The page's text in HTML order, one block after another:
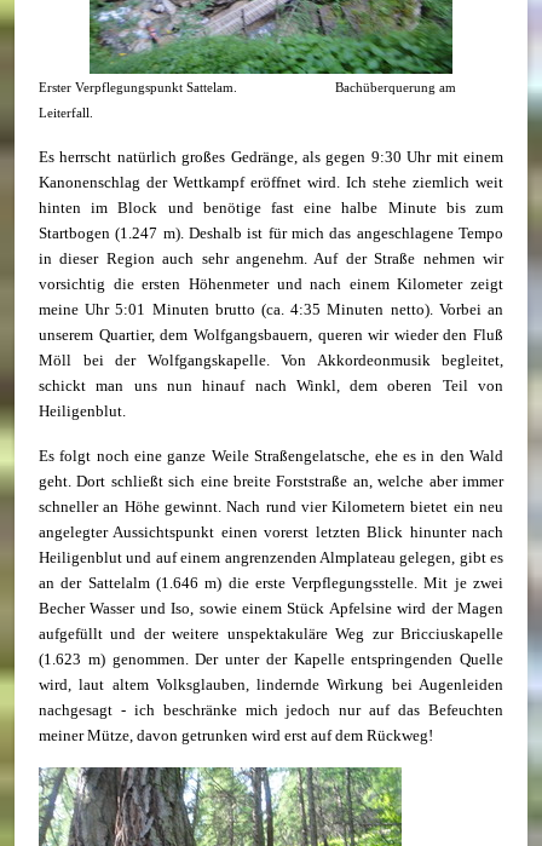
Erster Verpflegungspunkt Sattelam. Bachüberquerung am
Leiterfall.
Es herrscht natürlich großes Gedränge, als gegen 9:30 Uhr mit einem
Kanonenschlag der Wettkampf eröffnet wird. Ich stehe ziemlich weit
hinten im Block und benötige fast eine halbe Minute bis zum
Startbogen (1.247 m). Deshalb ist für mich das angeschlagene Tempo
in dieser Region auch sehr angenehm. Auf der Straße nehmen wir
vorsichtig die ersten Höhenmeter und nach einem Kilometer zeigt
meine Uhr 5:01 Minuten brutto (ca. 4:35 Minuten netto). Vorbei an
unserem Quartier, dem Wolfgangsbauern, queren wir wieder den Fluß
Möll bei der Wolfgangskapelle. Von Akkordeonmusik begleitet,
schickt man uns nun hinauf nach Winkl, dem oberen Teil von
Heiligenblut.
Es folgt noch eine ganze Weile Straßengelatsche, ehe es in den Wald
geht. Dort schließt sich eine breite Forststraße an, welche aber immer
schneller an Höhe gewinnt. Nach rund vier Kilometern bietet ein neu
angelegter Aussichtspunkt einen vorerst letzten Blick hinunter nach
Heiligenblut und auf einem angrenzenden Almplateau gelegen, gibt es
an der Sattelalm (1.646 m) die erste Verpflegungsstelle. Mit je zwei
Becher Wasser und Iso, sowie einem Stück Apfelsine wird der Magen
aufgefüllt und der weitere unspektakuläre Weg zur Bricciuskapelle
(1.623 m) genommen. Der unter der Kapelle entspringenden Quelle
wird, laut altem Volksglauben, lindernde Wirkung bei Augenleiden
nachgesagt - ich beschränke mich jedoch nur auf das Befeuchten
meiner Mütze, davon getrunken wird erst auf dem Rückweg!